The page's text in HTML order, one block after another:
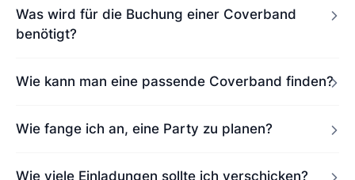
Was wird für die Buchung einer Coverband
benötigt?
Wie kann man eine passende Coverband finden?
Wie fange ich an, eine Party zu planen?
Wie viele Einladungen sollte ich verschicken?